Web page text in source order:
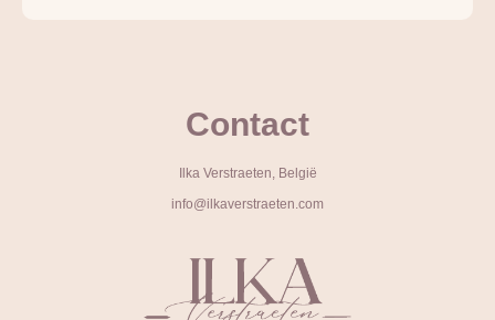
Contact
Ilka Verstraeten, België
info@ilkaverstraeten.com